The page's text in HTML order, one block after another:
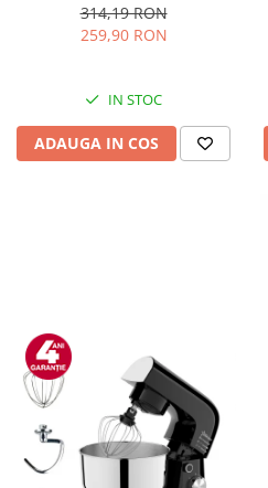
detasabil 1.5L, dispozitiv
spumare, filtru dublu din
314,19 RON
259,90 RON
IN STOC
ADAUGA IN COS